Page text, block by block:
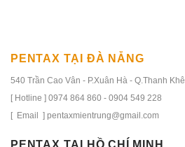
PENTAX TẠI ĐÀ NẴNG
540 Trần Cao Vân - P.Xuân Hà - Q.Thanh Khê
[ Hotline ] 0974 864 860 - 0904 549 228
[ Email ] pentaxmientrung@gmail.com